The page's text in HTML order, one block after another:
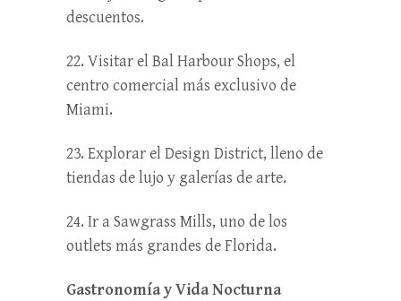
descuentos.
22. Visitar el Bal Harbour Shops, el
centro comercial más exclusivo de
Miami.
23. Explorar el Design District, lleno de
tiendas de lujo y galerías de arte.
24. Ir a Sawgrass Mills, uno de los
outlets más grandes de Florida.
Gastronomía y Vida Nocturna